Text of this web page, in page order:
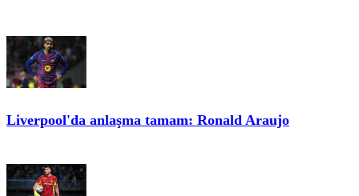
Liverpool'da anlaşma tamam: Ronald Araujo